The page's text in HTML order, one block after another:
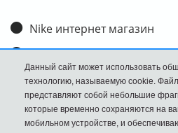
Nike интернет магазин
Доставка и оплата
Обмен и возврат
Размеры
FAQ
Данный сайт может использовать
технологию, называемую cookie.
представляют собой небольшие
которые временно сохраняются на
мобильном устройстве, и